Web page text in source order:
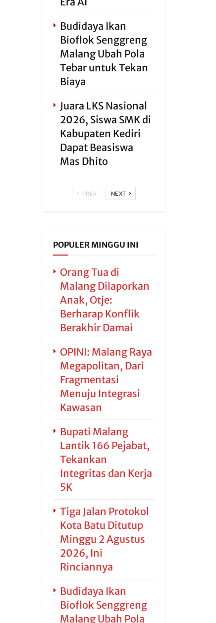
Budidaya Ikan
Bioflok Senggreng
Malang Ubah Pola
Tebar untuk Tekan
Biaya
Juara LKS Nasional
2026, Siswa SMK di
Kabupaten Kediri
Dapat Beasiswa
Mas Dhito
PREV NEXT
POPULER MINGGU INI
Orang Tua di
Malang Dilaporkan
Anak, Otje:
Berharap Konflik
Berakhir Damai
OPINI: Malang Raya
Megapolitan, Dari
Fragmentasi
Menuju Integrasi
Kawasan
Bupati Malang
Lantik 166 Pejabat,
Tekankan
Integritas dan Kerja
5K
Tiga Jalan Protokol
Kota Batu Ditutup
Minggu 2 Agustus
2026, Ini
Rinciannya
Budidaya Ikan
Bioflok Senggreng
Malang Ubah Pola